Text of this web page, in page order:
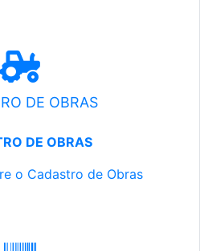
DE OBRAS
DE OBRAS
o Cadastro de Obras